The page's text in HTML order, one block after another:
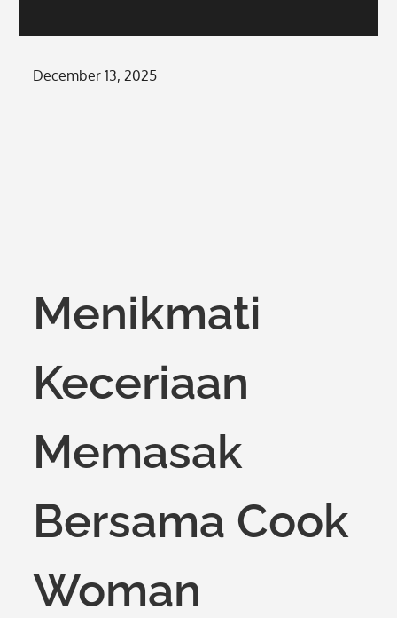
Posted
December 13, 2025
Menikmati
Keceriaan
Memasak
Bersama Cook
Woman